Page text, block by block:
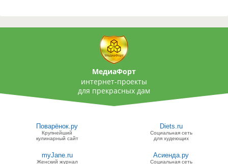
МедиаФорт
интернет-проекты
для прекрасных дам
Поварёнок.ру
Крупнейший
кулинарный сайт
Diets.ru
Социальная сеть
для худеющих
myJane.ru
Женский журнал
Асиенда.ру
Социальная сеть